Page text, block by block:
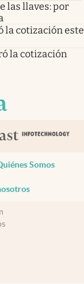
las llaves: por
la cotización este
la cotización
pestaña
nueva pestaña
en nueva pestaña
Somos